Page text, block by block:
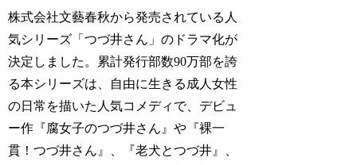
株式会社文藝春秋から発売されている人
気シリーズ「つづ井さん」のドラマ化が
決定しました。累計発行部数90万部を誇
る本シリーズは、自由に生きる成人女性
の日常を描いた人気コメディで、デビュ
ー作『腐女子のつづ井さん』や『裸一
貫！つづ井さん』、『老犬とつづ井』、